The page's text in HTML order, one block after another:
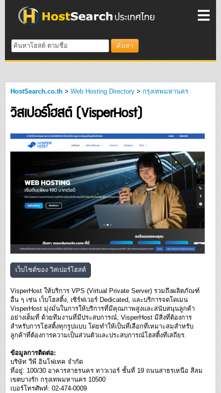
ค้นหา
HostSearch.co.th > Web Hosting Directory > กรุงเทพมหานคร
วิสเปอร์โฮสต์ (VisperHost)
เว็บไซต์ของ วิสเปอร์โฮสต์
VisperHost ให้บริการ VPS (Virtual Private Server) รวมถึงผลิตภัณฑ์
อื่น ๆ เช่น เว็บโฮสติ้ง, เซิร์ฟเวอร์ Dedicated, และบริการจดโดเมน
VisperHost มุ่งมั่นในการให้บริการที่มีคุณภาพสูงและสนับสนุนลูกค้า
อย่างเต็มที่ ด้วยทีมงานที่มีประสบการณ์, VisperHost มีสิ่งที่ต้องการ
สำหรับการโฮสติ้งทุกรูปแบบ โดยทำให้เป็นที่เลือกที่เหมาะสมสำหรับ
ลูกค้าที่ต้องการความเป็นส่วนตัวและประสบการณ์โฮสติ้งที่เสถียร.
ข้อมูลการติดต่อ:
บริษัท วีพี อินโฟเทค จำกัด
ที่อยู่: 100/30 อาคารสาธรนคร ทาวเวอร์ ชั้นที่ 19 ถนนสาธรเหนือ สีลม
เขตบางรัก กรุงเทพมหานคร 10500
เบอร์โทรศัพท์: 02-474-0009